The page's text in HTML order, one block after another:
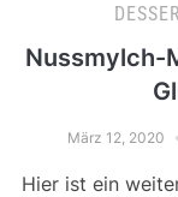
Nussmylch-
März 12, 2020
Hier ist ein